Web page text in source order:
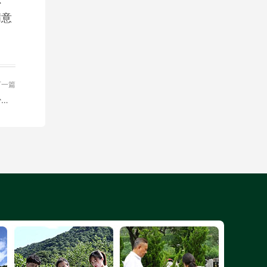
篇
十三陵景仰园墓地地址在哪里？十三陵景仰园价格大概多少钱？